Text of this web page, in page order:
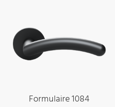
Formulaire 1084